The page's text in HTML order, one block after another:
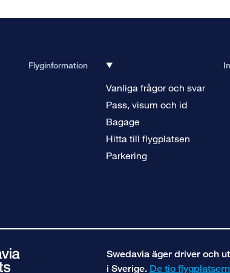
Flyginformation
Vanliga frågor och svar
Pass, visum och id
Bagage
Hitta till flygplatsen
Parkering
Swedavia äger driver och
i Sverige. De tio